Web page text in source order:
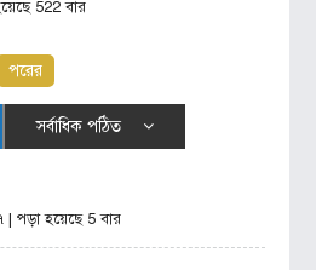
522 বার
পরের
সর্বাধিক পঠিত
| পড়া হয়েছে 5 বার